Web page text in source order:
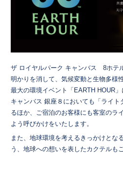
ザ ロイヤルパーク キャンバス 8ホテ
明かりを消して、気候変動と生物多様
最大の環境イベント「EARTH HOUR
キャンバス 銀座８においても「ライト
るほか、ご宿泊のお客様にも客室のラ
よう呼びかけをいたします。
また、地球環境を考えるきっかけとな
う、地球への想いを表したカクテルも